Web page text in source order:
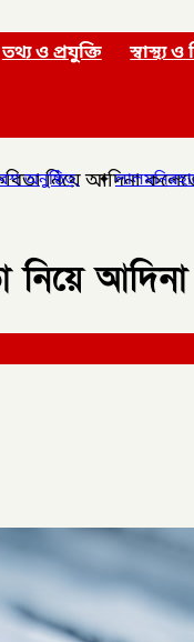
তথ্য ও প্রযুক্তি স্বাস্থ্য
কালীগঞ্জে
নিয়ে আদিনা
নিয়ে